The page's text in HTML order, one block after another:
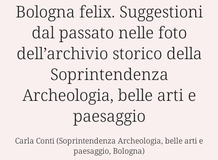
Bologna felix. Suggestioni
dal passato nelle foto
dell’archivio storico della
Soprintendenza
Archeologia, belle arti e
paesaggio
Carla Conti (Soprintendenza Archeologia, belle arti e
paesaggio, Bologna)